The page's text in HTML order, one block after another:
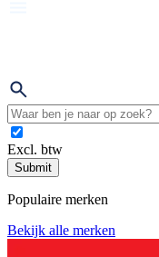
Excl. btw
Submit
Populaire merken
Bekijk alle merken